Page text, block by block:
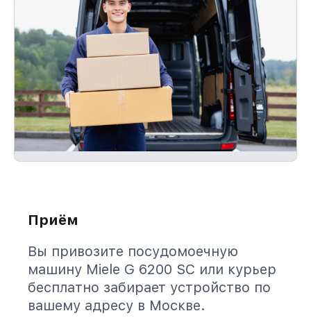
Приём
Вы привозите посудомоечную
машину Miele G 6200 SC или курьер
бесплатно забирает устройство по
вашему адресу в Москве.